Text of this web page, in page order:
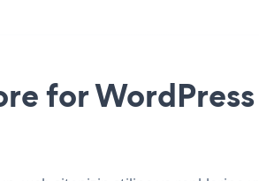
for